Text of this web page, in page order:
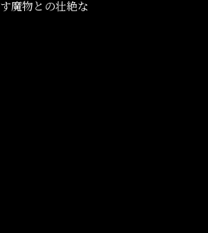
魔物との壮絶な